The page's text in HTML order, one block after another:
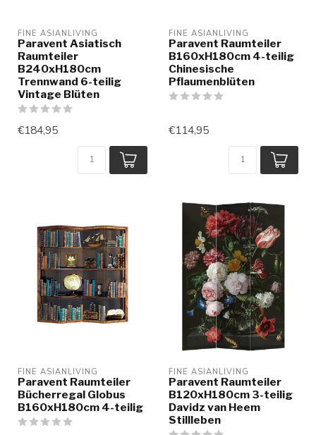
FINE ASIANLIVING
Paravent Asiatisch
Raumteiler
B240xH180cm
Trennwand 6-teilig
Vintage Blüten
€184,95
FINE ASIANLIVING
Paravent Raumteiler
B160xH180cm 4-teilig
Chinesische
Pflaumenblüten
€114,95
FINE ASIANLIVING
Paravent Raumteiler
Bücherregal Globus
B160xH180cm 4-teilig
FINE ASIANLIVING
Paravent Raumteiler
B120xH180cm 3-teilig
Davidz van Heem
Stillleben